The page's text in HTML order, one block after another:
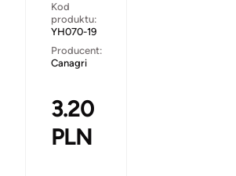
Kod
produktu:
YH070-19
Producent:
Canagri
3.20
PLN